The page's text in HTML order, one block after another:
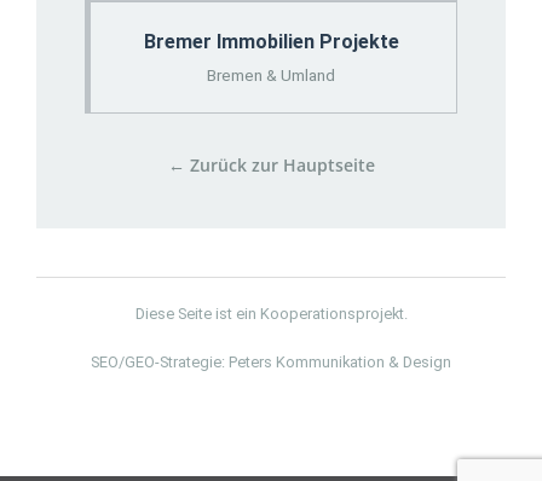
Bremer Immobilien Projekte
Bremen & Umland
← Zurück zur Hauptseite
Diese Seite ist ein Kooperationsprojekt.
SEO/GEO-Strategie: Peters Kommunikation & Design